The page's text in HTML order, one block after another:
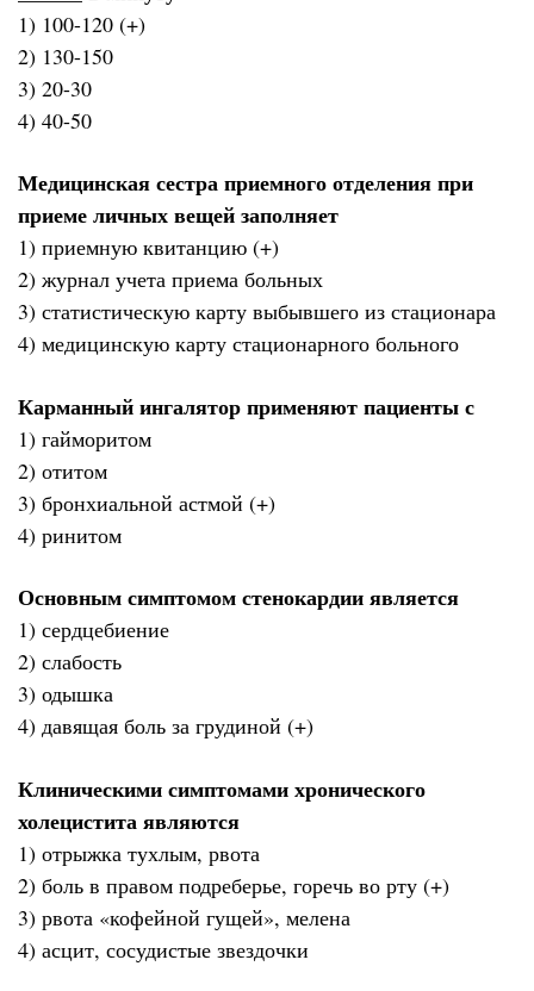
1) 100-120 (+)
2) 130-150
3) 20-30
4) 40-50
Медицинская сестра приемного отделения при
приеме личных вещей заполняет
1) приемную квитанцию (+)
2) журнал учета приема больных
3) статистическую карту выбывшего из стационара
4) медицинскую карту стационарного больного
Карманный ингалятор применяют пациенты с
1) гайморитом
2) отитом
3) бронхиальной астмой (+)
4) ринитом
Основным симптомом стенокардии является
1) сердцебиение
2) слабость
3) одышка
4) давящая боль за грудиной (+)
Клиническими симптомами хронического
холецистита являются
1) отрыжка тухлым, рвота
2) боль в правом подреберье, горечь во рту (+)
3) рвота «кофейной гущей», мелена
4) асцит, сосудистые звездочки